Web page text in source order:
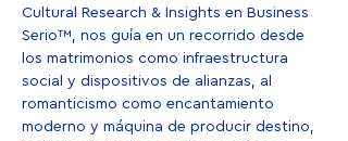
Cultural Research & Insights en Business
Serio™, nos guía en un recorrido desde
los matrimonios como infraestructura
social y dispositivos de alianzas, al
romanticismo como encantamiento
moderno y máquina de producir destino,